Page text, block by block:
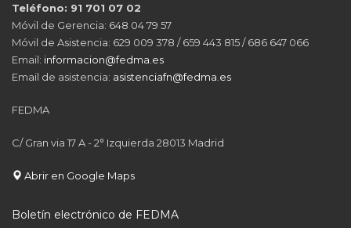
Teléfono: 91 701 07 02
Móvil de Gerencia: 648 04 79 57
Móvil de Asistencia: 629 009 378 / 659 443 815 / 686 647 066
Email: informacion@fedma.es
Email de asistencia: asistenciafn@fedma.es
FEDMA
C/ Gran via 17 A - 2° Izquierda 28013 Madrid
Abrir en Google Maps
Boletín electrónico de FEDMA